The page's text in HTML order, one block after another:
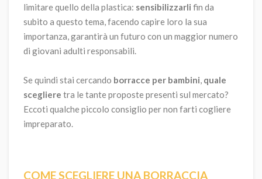
limitare quello della plastica: sensibilizzarli fin da
subito a questo tema, facendo capire loro la sua
importanza, garantirà un futuro con un maggior numero
di giovani adulti responsabili.
Se quindi stai cercando borracce per bambini, quale
scegliere tra le tante proposte presenti sul mercato?
Eccoti qualche piccolo consiglio per non farti cogliere
impreparato.
COME SCEGLIERE UNA BORRACCIA